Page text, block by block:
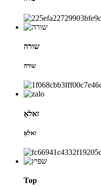
שורה
שורה
זאלאָ
זאלאָ
Top